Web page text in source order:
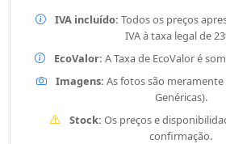
IVA incluído: Todos os preços
IVA à taxa legal de
EcoValor: A Taxa de EcoValor é
Imagens: As fotos são
Genéricas).
Stock: Os preços e
confirmação.